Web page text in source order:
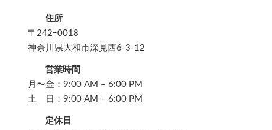
住所
〒242ｰ0018
神奈川県大和市深見西6-3-12
営業時間
月〜金：9:00 AM – 6:00 PM
土 日：9:00 AM – 6:00 PM
定休日